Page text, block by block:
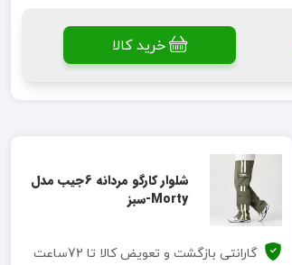
خرید کالا
شلوار کارگو مردانه 6جیب مدل
Morty-سبز
گارانتی بازگشت و تعویض کالا تا 72ساعت